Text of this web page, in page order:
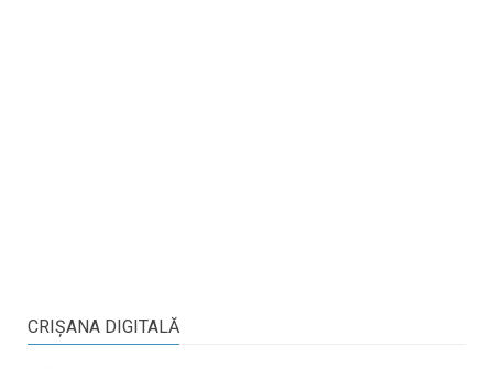
CRIŞANA DIGITALĂ